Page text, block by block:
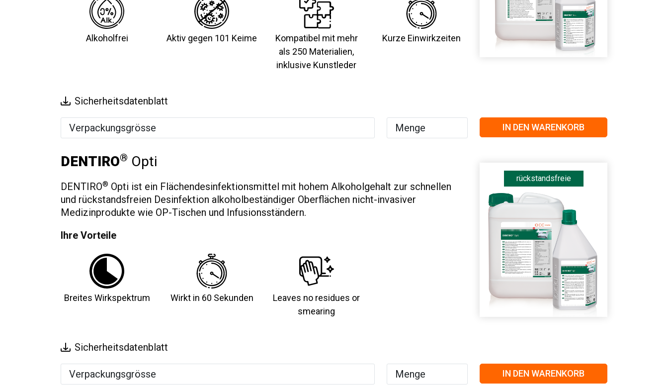
Alkoholfrei Aktiv gegen 101 Keime
Kompatibel mit mehr
als 250 Materialien,
inklusive Kunstleder
Kurze Einwirkzeiten
Sicherheitsdatenblatt
Verpackungsgrösse IN DEN WARENKORB
DENTIRO® Opti
DENTIRO® Opti ist ein Flächendesinfektionsmittel mit hohem Alkoholgehalt zur schnellen
und rückstandsfreien Desinfektion alkoholbeständiger Oberflächen nicht-invasiver
Medizinprodukte wie OP-Tischen und Infusionsständern.
Ihre Vorteile
Breites Wirkspektrum Wirkt in 60 Sekunden
Leaves no residues or
smearing
rückstandsfreie
Sicherheitsdatenblatt
Verpackungsgrösse IN DEN WARENKORB